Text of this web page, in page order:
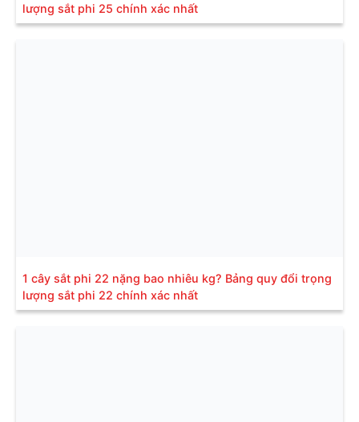
lượng sắt phi 25 chính xác nhất
1 cây sắt phi 22 nặng bao nhiêu kg? Bảng quy đổi trọng
lượng sắt phi 22 chính xác nhất